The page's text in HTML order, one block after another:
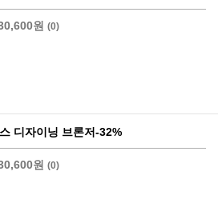
원 (0)
디자이닝 브론저-32%
원 (0)